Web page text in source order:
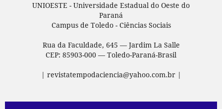
UNIOESTE - Universidade Estadual do Oeste do
Paraná
Campus de Toledo - Ciências Sociais
Rua da Faculdade, 645 — Jardim La Salle
CEP: 85903-000 — Toledo-Paraná-Brasil
| revistatempodaciencia@yahoo.com.br |